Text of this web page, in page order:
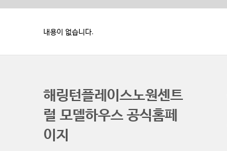
내용이 없습니다.
해링턴플레이스노원센트
럴 모델하우스 공식홈페
이지